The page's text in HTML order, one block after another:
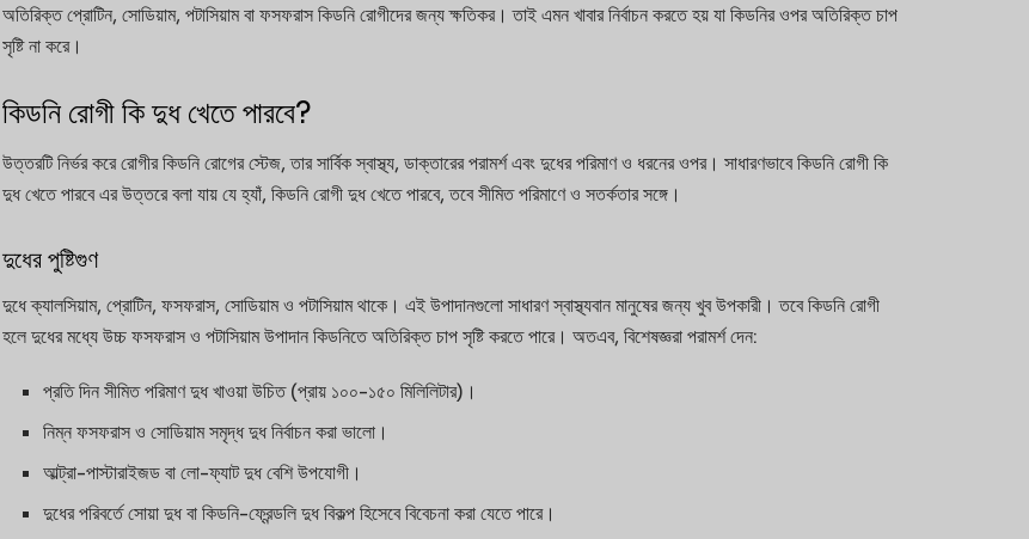
অতিরিক্ত প্রোটিন, সোডিয়াম, পটাসিয়াম বা ফসফরাস কিডনি রোগীদের জন্য ক্ষতিকর। তাই এমন খাবার নির্বাচন করতে হয় যা কিডনির ওপর অতিরিক্ত চাপ
সৃষ্টি না করে।
কিডনি রোগী কি দুধ খেতে পারবে?
উত্তরটি নির্ভর করে রোগীর কিডনি রোগের স্টেজ, তার সার্বিক স্বাস্থ্য, ডাক্তারের পরামর্শ এবং দুধের পরিমাণ ও ধরনের ওপর। সাধারণভাবে কিডনি রোগী কি
দুধ খেতে পারবে এর উত্তরে বলা যায় যে হ্যাঁ, কিডনি রোগী দুধ খেতে পারবে, তবে সীমিত পরিমাণে ও সতর্কতার সঙ্গে।
দুধের পুষ্টিগুণ
দুধে ক্যালসিয়াম, প্রোটিন, ফসফরাস, সোডিয়াম ও পটাসিয়াম থাকে। এই উপাদানগুলো সাধারণ স্বাস্থ্যবান মানুষের জন্য খুব উপকারী। তবে কিডনি রোগী
হলে দুধের মধ্যে উচ্চ ফসফরাস ও পটাসিয়াম উপাদান কিডনিতে অতিরিক্ত চাপ সৃষ্টি করতে পারে। অতএব, বিশেষজ্ঞরা পরামর্শ দেন:
প্রতি দিন সীমিত পরিমাণ দুধ খাওয়া উচিত (প্রায় ১০০-১৫০ মিলিলিটার)।
নিম্ন ফসফরাস ও সোডিয়াম সমৃদ্ধ দুধ নির্বাচন করা ভালো।
আল্ট্রা-পাস্টারাইজড বা লো-ফ্যাট দুধ বেশি উপযোগী।
দুধের পরিবর্তে সোয়া দুধ বা কিডনি-ফ্রেন্ডলি দুধ বিকল্প হিসেবে বিবেচনা করা যেতে পারে।